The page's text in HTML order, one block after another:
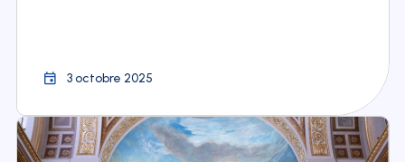
3 octobre 2025